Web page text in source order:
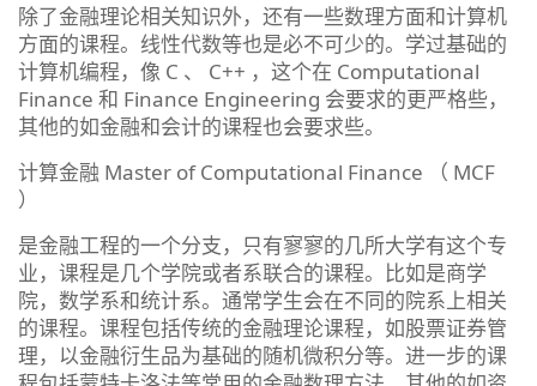
除了金融理论相关知识外，还有一些数理方面和计算机
方面的课程。线性代数等也是必不可少的。学过基础的
计算机编程，像 C 、 C++ ，这个在 Computational
Finance 和 Finance Engineering 会要求的更严格些，
其他的如金融和会计的课程也会要求些。
计算金融 Master of Computational Finance （ MCF
）
是金融工程的一个分支，只有寥寥的几所大学有这个专
业，课程是几个学院或者系联合的课程。比如是商学
院，数学系和统计系。通常学生会在不同的院系上相关
的课程。课程包括传统的金融理论课程，如股票证券管
理，以金融衍生品为基础的随机微积分等。进一步的课